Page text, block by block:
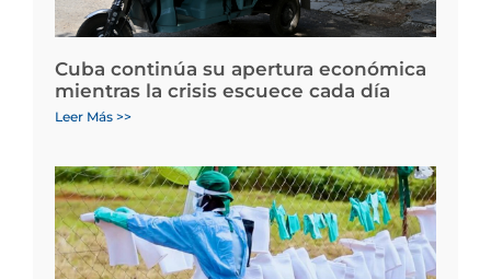
Cuba continúa su apertura económica
mientras la crisis escuece cada día
Leer Más >>